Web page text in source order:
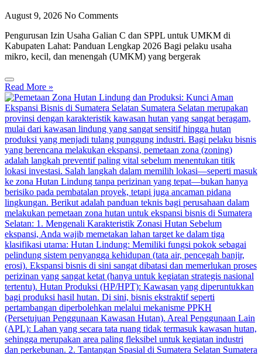
August 9, 2026 No Comments
Pengurusan Izin Usaha Galian C dan SPPL untuk UMKM di
Kabupaten Lahat: Panduan Lengkap 2026 Bagi pelaku usaha
mikro, kecil, dan menengah (UMKM) yang bergerak
Read More »